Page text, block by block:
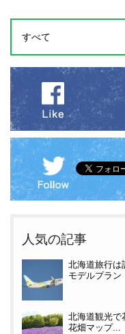
すべて
人気の記事
北海道旅行は
モデルプラン
北海道観光で
花畑マップ...